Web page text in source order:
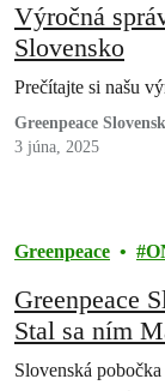
Výročná
Slovensko
Prečítajte si našu
Greenpeace
3 júna, 2025
Greenpeace
Greenpeace
Stal sa ním
Slovenská